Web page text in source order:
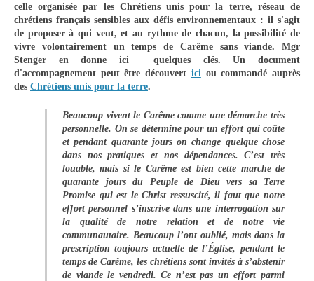
celle organisée par les Chrétiens unis pour la terre, réseau de
chrétiens français sensibles aux défis environnementaux : il s'agit
de proposer à qui veut, et au rythme de chacun, la possibilité de
vivre volontairement un temps de Carême sans viande. Mgr
Stenger en donne ici quelques clés. Un document
d'accompagnement peut être découvert ici ou commandé auprès
des Chrétiens unis pour la terre.
Beaucoup vivent le Carême comme une démarche très
personnelle. On se détermine pour un effort qui coûte
et pendant quarante jours on change quelque chose
dans nos pratiques et nos dépendances. C’est très
louable, mais si le Carême est bien cette marche de
quarante jours du Peuple de Dieu vers sa Terre
Promise qui est le Christ ressuscité, il faut que notre
effort personnel s’inscrive dans une interrogation sur
la qualité de notre relation et de notre vie
communautaire. Beaucoup l’ont oublié, mais dans la
prescription toujours actuelle de l’Église, pendant le
temps de Carême, les chrétiens sont invités à s’abstenir
de viande le vendredi. Ce n’est pas un effort parmi